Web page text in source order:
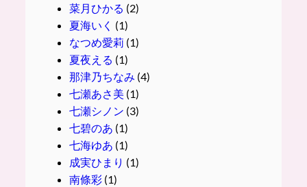
菜月ひかる (2)
夏海いく (1)
なつめ愛莉 (1)
夏夜える (1)
那津乃ちなみ (4)
七瀬あさ美 (1)
七瀬シノン (3)
七碧のあ (1)
七海ゆあ (1)
成実ひまり (1)
南條彩(1)